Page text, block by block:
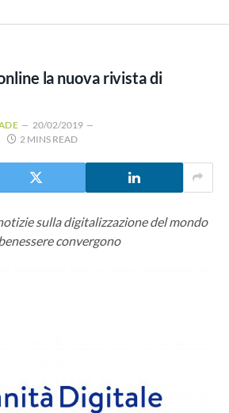
la nuova rivista di
20/02/2019
2 MINS READ
sulla digitalizzazione del mondo
convergono